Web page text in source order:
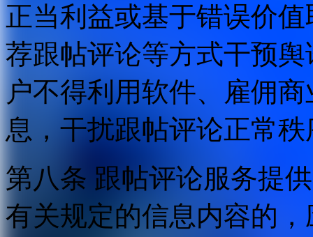
正当利益或基于错误价
荐跟帖评论等方式干预
户不得利用软件、雇佣
息，干扰跟帖评论正常
第八条 跟帖评论服务提
有关规定的信息内容的